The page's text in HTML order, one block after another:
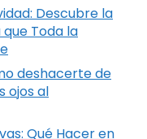
Descubre la
Toda la
deshacerte de
ojos al
Qué Hacer en